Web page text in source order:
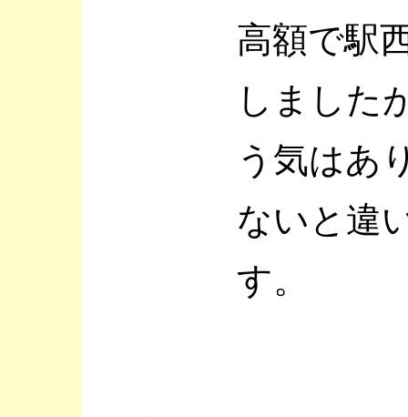
高額で駅
しました
う気はあ
ないと違
す。